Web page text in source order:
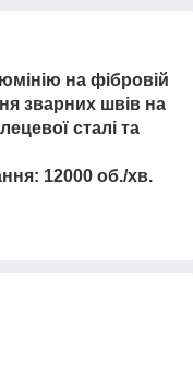
на фібровій
зварних швів на
сталі та
12000 об./хв.